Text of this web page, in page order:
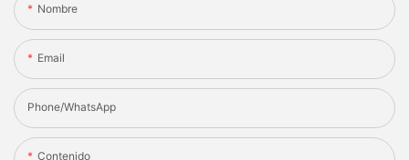
Nombre
Email
Phone/whatsApp
Contenido